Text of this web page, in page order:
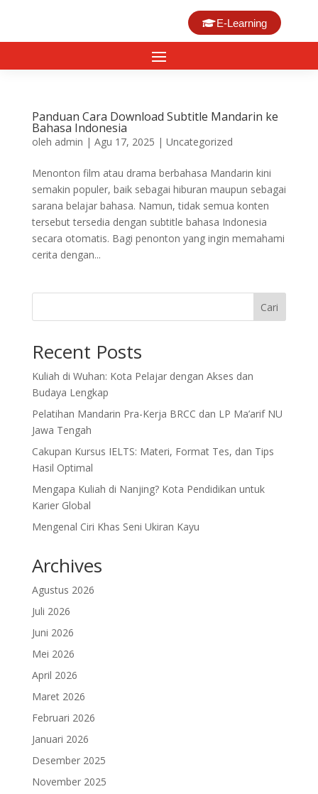
E-Learning
Panduan Cara Download Subtitle Mandarin ke
Bahasa Indonesia
oleh admin | Agu 17, 2025 | Uncategorized
Menonton film atau drama berbahasa Mandarin kini
semakin populer, baik sebagai hiburan maupun sebagai
sarana belajar bahasa. Namun, tidak semua konten
tersebut tersedia dengan subtitle bahasa Indonesia
secara otomatis. Bagi penonton yang ingin memahami
cerita dengan...
Cari
Recent Posts
Kuliah di Wuhan: Kota Pelajar dengan Akses dan
Budaya Lengkap
Pelatihan Mandarin Pra-Kerja BRCC dan LP Ma’arif NU
Jawa Tengah
Cakupan Kursus IELTS: Materi, Format Tes, dan Tips
Hasil Optimal
Mengapa Kuliah di Nanjing? Kota Pendidikan untuk
Karier Global
Mengenal Ciri Khas Seni Ukiran Kayu
Archives
Agustus 2026
Juli 2026
Juni 2026
Mei 2026
April 2026
Maret 2026
Februari 2026
Januari 2026
Desember 2025
November 2025